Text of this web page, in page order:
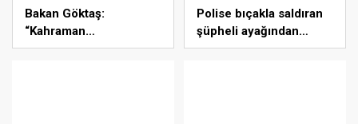
Bakan Göktaş:
“Kahraman
gazilerimizin haklarını
Polise bıçakla saldıran
şüpheli ayağından
vurularak yakalandı